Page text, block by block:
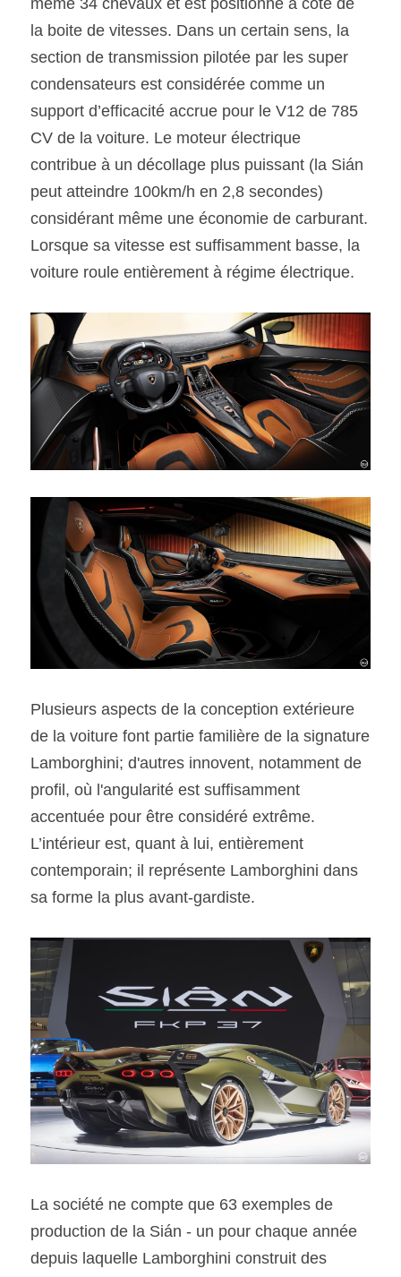
la boite de vitesses. Dans un certain sens, la
section de transmission pilotée par les super
condensateurs est considérée comme un
support d’efficacité accrue pour le V12 de 785
CV de la voiture. Le moteur électrique
contribue à un décollage plus puissant (la Sián
peut atteindre 100km/h en 2,8 secondes)
considérant même une économie de carburant.
Lorsque sa vitesse est suffisamment basse, la
voiture roule entièrement à régime électrique.
Plusieurs aspects de la conception extérieure
de la voiture font partie familière de la signature
Lamborghini; d'autres innovent, notamment de
profil, où l'angularité est suffisamment
accentuée pour être considéré extrême.
L’intérieur est, quant à lui, entièrement
contemporain; il représente Lamborghini dans
sa forme la plus avant-gardiste.
La société ne compte que 63 exemples de
production de la Sián - un pour chaque année
depuis laquelle Lamborghini construit des